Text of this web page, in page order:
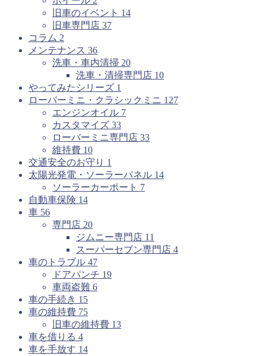
旧車のイベント 14
旧車専門店 37
コラム 2
メンテナンス 36
洗車・車内清掃 20
洗車・清掃専門店 10
やってみたシリーズ 1
ローバーミニ・クラシックミニ 127
エンジンオイル 7
カスタマイズ 33
ローバーミニ専門店 33
維持費 10
交通安全のお守り 1
太陽光発電・ソーラーパネル 14
ソーラーカーポート 7
自動車保険 14
車 56
専門店 20
ジムニー専門店 11
スーパーセブン専門店 4
車のトラブル 47
ドアパンチ 19
車両盗難 6
車の手続き 15
車の維持費 75
旧車の維持費 13
車を借りる 4
車を手放す 14